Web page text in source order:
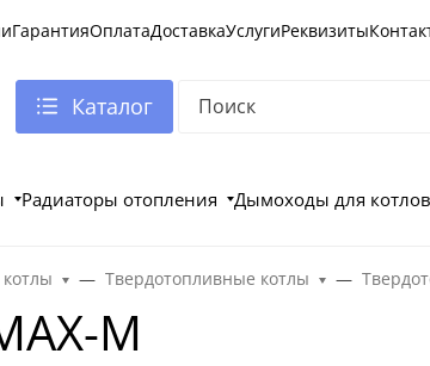
ГарантияОплатаДоставкаУслугиРеквизиты
Каталог
Радиаторы отопления Дымоходы для котлов
Твердотопливные котлы
M